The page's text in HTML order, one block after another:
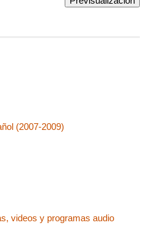
(2007-2009)
videos y programas audio